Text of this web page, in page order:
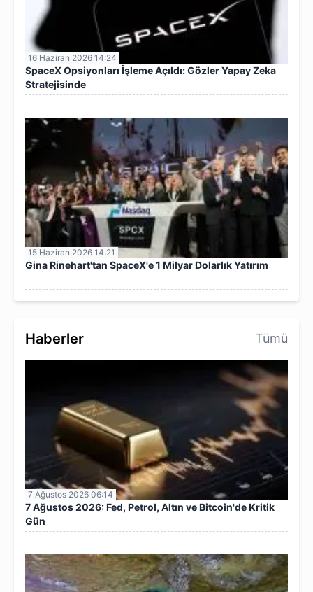
16 Haziran 2026 14:24
SpaceX Opsiyonları İşleme Açıldı: Gözler Yapay Zeka
Stratejisinde
15 Haziran 2026 14:21
Gina Rinehart'tan SpaceX'e 1 Milyar Dolarlık Yatırım
Haberler Tümü
7 Ağustos 2026 06:14
7 Ağustos 2026: Fed, Petrol, Altın ve Bitcoin'de Kritik
Gün